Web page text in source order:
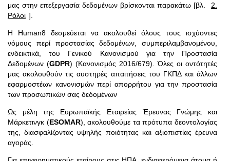
μας στην επεξεργασία δεδομένων βρίσκονται παρακάτω [βλ.
2.
Ρόλοι ].
Η Human8 δεσμεύεται να ακολουθεί όλους τους ισχύοντες
νόμους περί προστασίας δεδομένων, συμπεριλαμβανομένου,
ενδεικτικά, του Γενικού Κανονισμού για την Προστασία
Δεδομένων (GDPR) (Κανονισμός 2016/679). Όλες οι οντότητές
μας ακολουθούν τις αυστηρές απαιτήσεις του ΓΚΠΔ και άλλων
εφαρμοστέων κανονισμών περί απορρήτου για την προστασία
των προσωπικών σας δεδομένων
Ως μέλη της Ευρωπαϊκής Εταιρείας Έρευνας Γνώμης και
Μάρκετινγκ (ESOMAR), ακολουθούμε τα πρότυπα δεοντολογίας
της, διασφαλίζοντας υψηλής ποιότητας και αξιοπιστίας έρευνα
αγοράς.